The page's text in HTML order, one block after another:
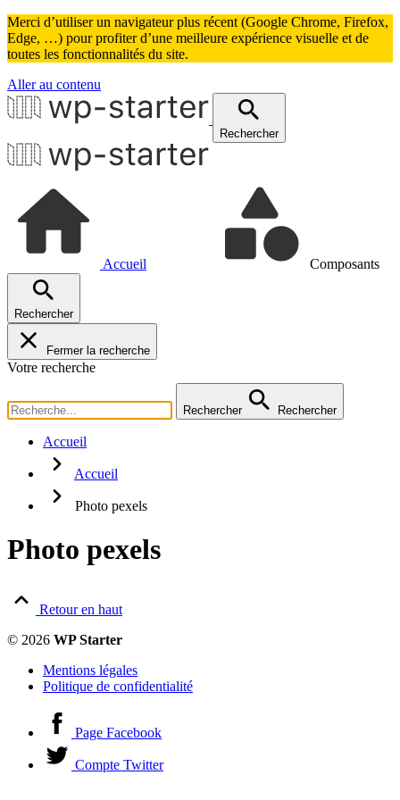
Merci d’utiliser un navigateur plus récent (Google Chrome, Firefox,
Edge, …) pour profiter d’une meilleure expérience visuelle et de
toutes les fonctionnalités du site.
Aller au contenu
Rechercher
Accueil
Composants
Accordéon
Articles liés
Avantages / Inconvénients
Billboard
Bouton(s)
Cards
Code
Éléments clés
Définitions
Fichier
Galerie photo
Image + Texte
Introduction
Média
Section (ouverture / fermeture)
Shortcode
Table des matières
Tableau complexe
Texte
Tutoriel
Rechercher
Fermer la recherche
Votre recherche
Rechercher Rechercher
Accueil
Accueil
Photo pexels
Photo pexels
Retour en haut
© 2026 WP Starter
Mentions légales
Politique de confidentialité
Page Facebook
Compte Twitter